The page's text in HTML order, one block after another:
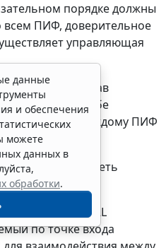
порядке должны
всем ПИФ, доверительное
управляющая
в состав
содержать в себе
0420504 по каждому ПИФ
должен иметь
/ .xbrl) - файл XBRL
по точке входа
данные
и обеспечения
можете
данных в
обработки.